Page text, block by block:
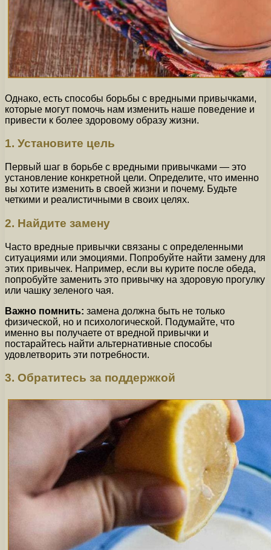
Однако, есть способы борьбы с вредными привычками,
которые могут помочь нам изменить наше поведение и
привести к более здоровому образу жизни.
1. Установите цель
Первый шаг в борьбе с вредными привычками — это
установление конкретной цели. Определите, что именно
вы хотите изменить в своей жизни и почему. Будьте
четкими и реалистичными в своих целях.
2. Найдите замену
Часто вредные привычки связаны с определенными
ситуациями или эмоциями. Попробуйте найти замену для
этих привычек. Например, если вы курите после обеда,
попробуйте заменить это привычку на здоровую прогулку
или чашку зеленого чая.
Важно помнить: замена должна быть не только
физической, но и психологической. Подумайте, что
именно вы получаете от вредной привычки и
постарайтесь найти альтернативные способы
удовлетворить эти потребности.
3. Обратитесь за поддержкой